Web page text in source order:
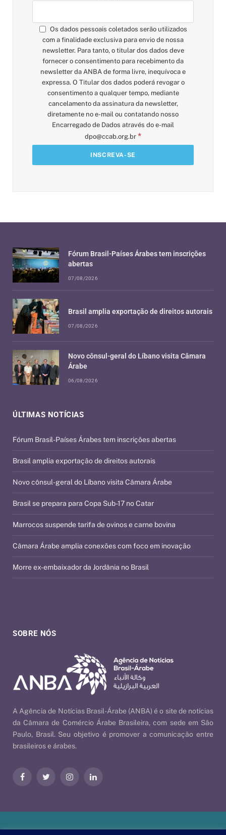
Os dados pessoais coletados serão utilizados
com a finalidade exclusiva para envio de nossa
newsletter. Para tanto, o titular dos dados deve
fornecer o consentimento para recebimento da
newsletter da ANBA de forma livre, inequívoca e
expressa. O Titular dos dados poderá revogar o
consentimento a qualquer tempo, mediante
cancelamento da assinatura da newsletter,
diretamente no e-mail ou contatando nosso
Encarregado de Dados através do e-mail
dpo@ccab.org.br *
SOBRE NÓS
A Agência de Notícias Brasil-Árabe (ANBA) é o site de notícias
da Câmara de Comércio Árabe Brasileira, com sede em São
Paulo, Brasil. Seu objetivo é promover a comunicação entre
brasileiros e árabes.
FacebookTwitter InstagramLinkedIn
ÚLTIMAS NOTÍCIAS
Fórum Brasil-Países Árabes tem inscrições abertas
Brasil amplia exportação de direitos autorais
Novo cônsul-geral do Líbano visita Câmara Árabe
Brasil se prepara para Copa Sub-17 no Catar
Marrocos suspende tarifa de ovinos e carne bovina
Câmara Árabe amplia conexões com foco em inovação
Morre ex-embaixador da Jordânia no Brasil
Fórum Brasil-Países Árabes tem inscrições
abertas
07/08/2026
Brasil amplia exportação de direitos autorais
07/08/2026
Novo cônsul-geral do Líbano visita Câmara
Árabe
06/08/2026